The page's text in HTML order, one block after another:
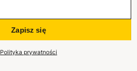
Zapisz się
Polityka prywatności